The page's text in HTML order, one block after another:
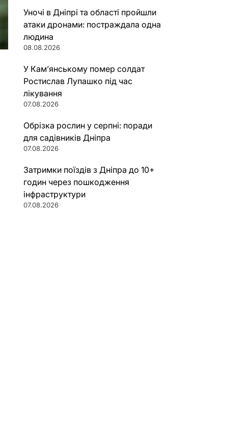
Уночі в Дніпрі та області пройшли
атаки дронами: постраждала одна
людина
08.08.2026
У Кам’янському помер солдат
Ростислав Лупашко під час
лікування
07.08.2026
Обрізка рослин у серпні: поради
для садівників Дніпра
07.08.2026
Затримки поїздів з Дніпра до 10+
годин через пошкодження
інфраструктури
07.08.2026